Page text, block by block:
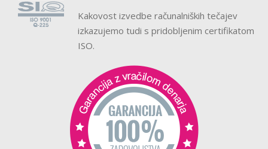
Kakovost izvedbe računalniških tečajev
izkazujemo tudi s pridobljenim certifikatom
ISO.